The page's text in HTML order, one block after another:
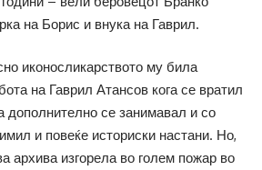
на Борис и внука на Гаврил.
иконосликарството му била
на Гаврил Атансов кога се вратил
дополнително се занимавал и со
и повеќе историски настани. Но,
архива изгорела во голем пожар во